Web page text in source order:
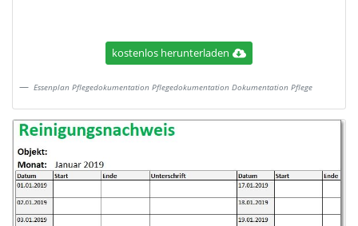
kostenlos herunterladen
Essenplan Pflegedokumentation Pflegedokumentation Dokumentation Pflege